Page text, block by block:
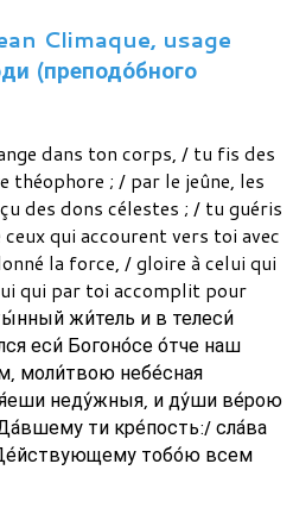
Climaque, usage
(преподо́бного
dans ton corps, / tu fis des
théophore ; / par le jeûne, les
des dons célestes ; / tu guéris
qui accourent vers toi avec
la force, / gloire à celui qui
qui par toi accomplit pour
жи́тель и в телеси́
еси́ Богоно́се о́тче наш
моли́твою небе́сная
неду́жныя, и ду́ши ве́рою
ти кре́пость:/ сла́ва
тобо́ю всем